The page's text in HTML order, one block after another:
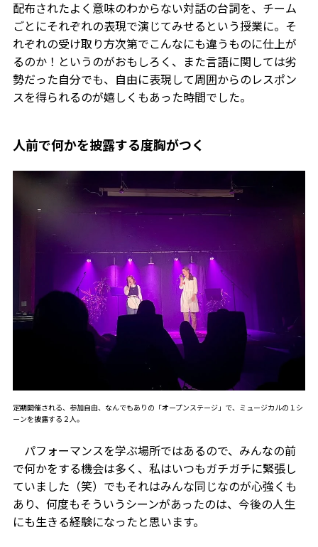
配布されたよく意味のわからない対話の台詞を、チーム
ごとにそれぞれの表現で演じてみせるという授業に。そ
れぞれの受け取り方次第でこんなにも違うものに仕上が
るのか！というのがおもしろく、また言語に関しては劣
勢だった自分でも、自由に表現して周囲からのレスポン
スを得られるのが嬉しくもあった時間でした。
人前で何かを披露する度胸がつく
定期開催される、参加自由、なんでもありの「オープンステージ」で、ミュージカルの１シ
ーンを披露する２人。
パフォーマンスを学ぶ場所ではあるので、みんなの前
で何かをする機会は多く、私はいつもガチガチに緊張し
ていました（笑）でもそれはみんな同じなのが心強くも
あり、何度もそういうシーンがあったのは、今後の人生
にも生きる経験になったと思います。